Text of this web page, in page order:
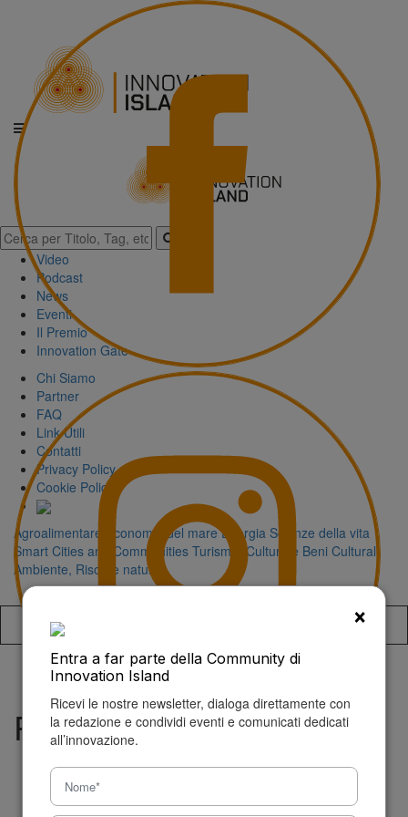
Video
Podcast
News
Eventi
Il Premio
Innovation Gate
Chi Siamo
Partner
FAQ
Link Utili
Contatti
Privacy Policy
Cookie Policy
Agroalimentare Economia del mare Energia Scienze della vita
Smart Cities and Communities Turismo, Cultura e Beni Culturali
Ambiente, Risorse naturali
PowerUp!
×
Entra a far parte della Community di
Innovation Island
Ricevi le nostre newsletter, dialoga direttamente con
la redazione e condividi eventi e comunicati dedicati
all’innovazione.